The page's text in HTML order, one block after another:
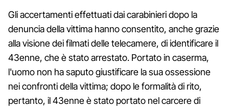
Gli accertamenti effettuati dai carabinieri dopo la
denuncia della vittima hanno consentito, anche grazie
alla visione dei filmati delle telecamere, di identificare il
43enne, che è stato arrestato. Portato in caserma,
l'uomo non ha saputo giustificare la sua ossessione
nei confronti della vittima; dopo le formalità di rito,
pertanto, il 43enne è stato portato nel carcere di